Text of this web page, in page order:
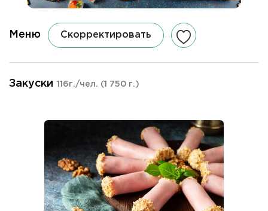
Меню Скорректировать
Закуски 116г./чел. (1 750 г.)